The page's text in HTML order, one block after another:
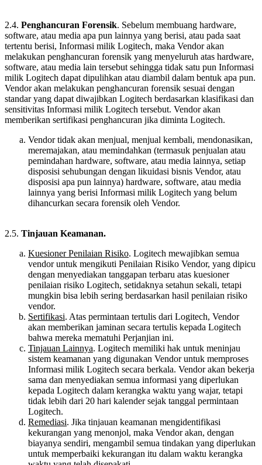
2.4. Penghancuran Forensik. Sebelum membuang hardware,
software, atau media apa pun lainnya yang berisi, atau pada saat
tertentu berisi, Informasi milik Logitech, maka Vendor akan
melakukan penghancuran forensik yang menyeluruh atas hardware,
software, atau media lain tersebut sehingga tidak satu pun Informasi
milik Logitech dapat dipulihkan atau diambil dalam bentuk apa pun.
Vendor akan melakukan penghancuran forensik sesuai dengan
standar yang dapat diwajibkan Logitech berdasarkan klasifikasi dan
sensitivitas Informasi milik Logitech tersebut. Vendor akan
memberikan sertifikasi penghancuran jika diminta Logitech.
Vendor tidak akan menjual, menjual kembali, mendonasikan,
meremajakan, atau memindahkan (termasuk penjualan atau
pemindahan hardware, software, atau media lainnya, setiap
disposisi sehubungan dengan likuidasi bisnis Vendor, atau
disposisi apa pun lainnya) hardware, software, atau media
lainnya yang berisi Informasi milik Logitech yang belum
dihancurkan secara forensik oleh Vendor.
2.5. Tinjauan Keamanan.
Kuesioner Penilaian Risiko. Logitech mewajibkan semua
vendor untuk mengikuti Penilaian Risiko Vendor, yang dipicu
dengan menyediakan tanggapan terbaru atas kuesioner
penilaian risiko Logitech, setidaknya setahun sekali, tetapi
mungkin bisa lebih sering berdasarkan hasil penilaian risiko
vendor.
Sertifikasi. Atas permintaan tertulis dari Logitech, Vendor
akan memberikan jaminan secara tertulis kepada Logitech
bahwa mereka mematuhi Perjanjian ini.
Tinjauan Lainnya. Logitech memiliki hak untuk meninjau
sistem keamanan yang digunakan Vendor untuk memproses
Informasi milik Logitech secara berkala. Vendor akan bekerja
sama dan menyediakan semua informasi yang diperlukan
kepada Logitech dalam kerangka waktu yang wajar, tetapi
tidak lebih dari 20 hari kalender sejak tanggal permintaan
Logitech.
Remediasi. Jika tinjauan keamanan mengidentifikasi
kekurangan yang menonjol, maka Vendor akan, dengan
biayanya sendiri, mengambil semua tindakan yang diperlukan
untuk memperbaiki kekurangan itu dalam waktu kerangka